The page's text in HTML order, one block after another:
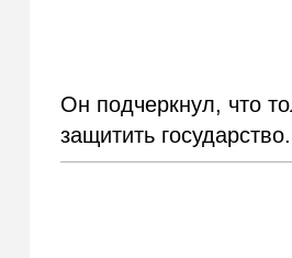
Он подчеркнул, что
защитить государство.